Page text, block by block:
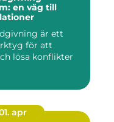
en väg till
är ett
för att
lösa konflikter
apr